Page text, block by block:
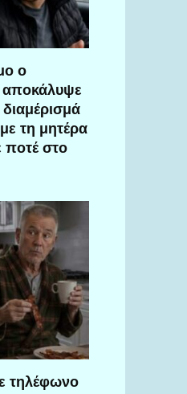
ο
αποκάλυψε
τη μητέρα
ποτέ στο
τηλέφωνο